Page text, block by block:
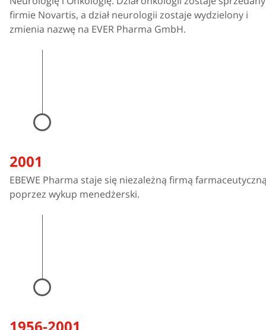
firmie Novartis, a dział neurologii zostaje wydzielony i
zmienia nazwę na EVER Pharma GmbH.
2001
EBEWE Pharma staje się niezależną firmą
poprzez wykup menedżerski.